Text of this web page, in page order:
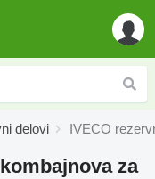
delovi IVECO
za